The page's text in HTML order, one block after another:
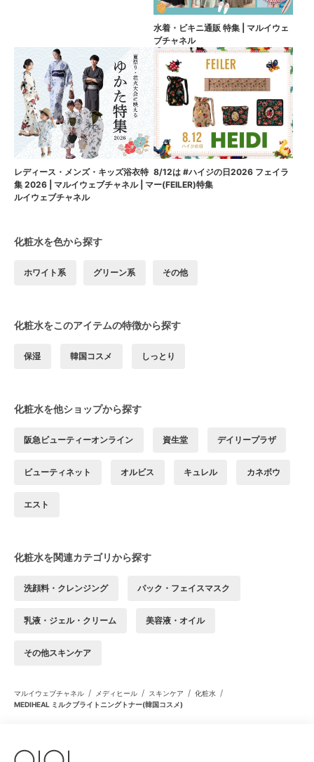
水着・ビキニ通販 特集 | マルイウェ
ブチャネル
レディース・メンズ・キッズ浴衣特
集 2026 | マルイウェブチャネル | マ
ルイウェブチャネル
8/12は #ハイジの日2026 フェイラ
ー(FEILER)特集
化粧水を色から探す
ホワイト系 グリーン系 その他
化粧水をこのアイテムの特徴から探す
保湿 韓国コスメ しっとり
化粧水を他ショップから探す
阪急ビューティーオンライン 資生堂 デイリープラザ
ビューティネット オルビス キュレル カネボウ
エスト
化粧水を関連カテゴリから探す
洗顔料・クレンジング パック・フェイスマスク
乳液・ジェル・クリーム 美容液・オイル
その他スキンケア
マルイウェブチャネル / メディヒール / スキンケア / 化粧水 /
MEDIHEAL ミルクブライトニングトナー(韓国コスメ)